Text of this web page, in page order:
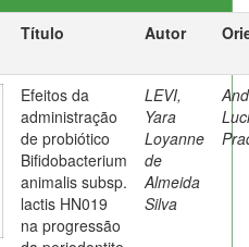
Título Autor
Efeitos da
administração
de probiótico
Bifidobacterium
animalis subsp.
lactis HN019
na progressão
LEVI,
Yara
Loyanne
de
Almeida
Silva